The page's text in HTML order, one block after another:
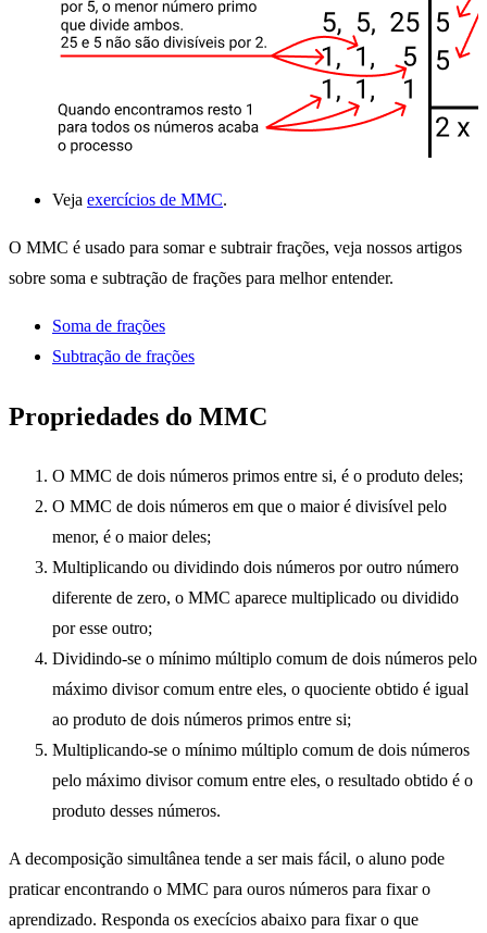
Veja exercícios de MMC.
O MMC é usado para somar e subtrair frações, veja nossos artigos
sobre soma e subtração de frações para melhor entender.
Soma de frações
Subtração de frações
Propriedades do MMC
O MMC de dois números primos entre si, é o produto deles;
O MMC de dois números em que o maior é divisível pelo
menor, é o maior deles;
Multiplicando ou dividindo dois números por outro número
diferente de zero, o MMC aparece multiplicado ou dividido
por esse outro;
Dividindo-se o mínimo múltiplo comum de dois números pelo
máximo divisor comum entre eles, o quociente obtido é igual
ao produto de dois números primos entre si;
Multiplicando-se o mínimo múltiplo comum de dois números
pelo máximo divisor comum entre eles, o resultado obtido é o
produto desses números.
A decomposição simultânea tende a ser mais fácil, o aluno pode
praticar encontrando o MMC para ouros números para fixar o
aprendizado. Responda os execícios abaixo para fixar o que